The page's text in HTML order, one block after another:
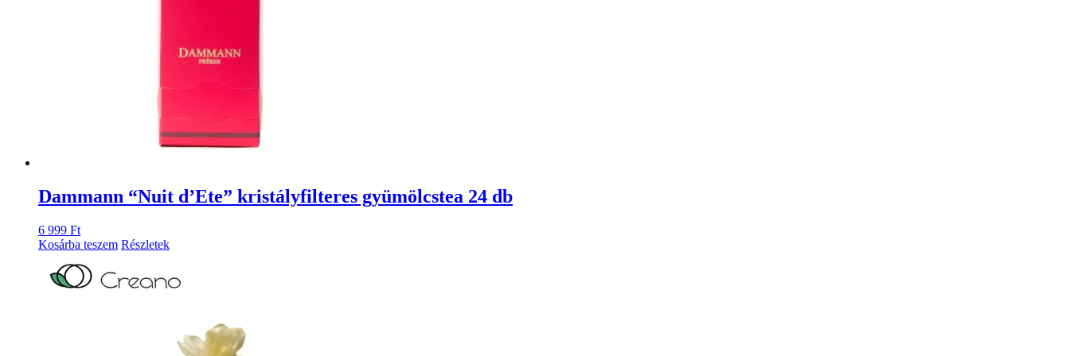
Dammann “Nuit d’Ete” kristályfilteres gyümölcstea 24 db
6 999 Ft
Kosárba teszem Részletek